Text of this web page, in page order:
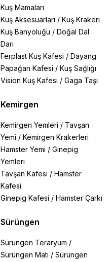
Kuş Mamaları
Kuş Aksesuarları / Kuş Krakeri
Kuş Banyoluğu / Doğal Dal
Darı
Ferplast Kuş Kafesi / Dayang
Papağan Kafesi / Kuş Sağlığı
Vision Kuş Kafesi / Gaga Taşı
Kemirgen
Kemirgen Yemleri / Tavşan
Yemi / Kemirgen Krakerleri
Hamster Yemi / Ginepig
Yemleri
Tavşan Kafesi / Hamster
Kafesi
Ginepig Kafesi / Hamster Çarkı
Sürüngen
Sürüngen Teraryum /
Sürüngen Matı / Sürüngen